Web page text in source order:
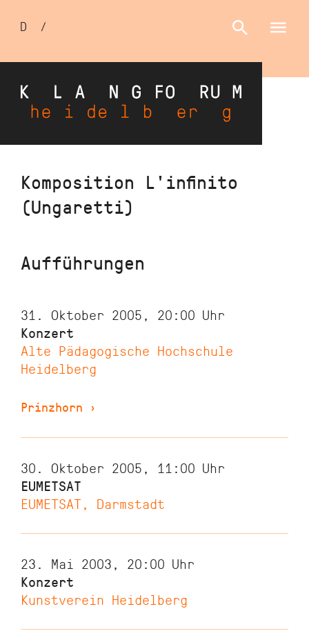
Direkt
Inhalt
Sprachumschalter
D /
Komposition L'infinito
(Ungaretti)
Aufführungen
31. Oktober 2005, 20:00 Uhr
Konzert
Alte Pädagogische Hochschule
Heidelberg
Prinzhorn ›
30. Oktober 2005, 11:00 Uhr
EUMETSAT
EUMETSAT, Darmstadt
23. Mai 2003, 20:00 Uhr
Konzert
Kunstverein Heidelberg